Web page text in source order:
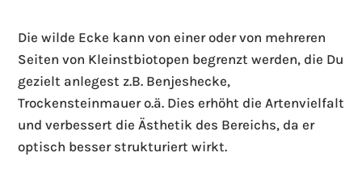
Die wilde Ecke kann von einer oder von mehreren
Seiten von Kleinstbiotopen begrenzt werden, die Du
gezielt anlegest z.B. Benjeshecke,
Trockensteinmauer o.ä. Dies erhöht die Artenvielfalt
und verbessert die Ästhetik des Bereichs, da er
optisch besser strukturiert wirkt.